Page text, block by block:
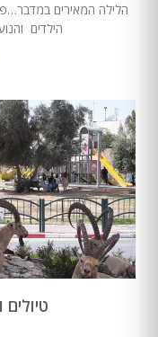
הלילה המאירים
הילדים